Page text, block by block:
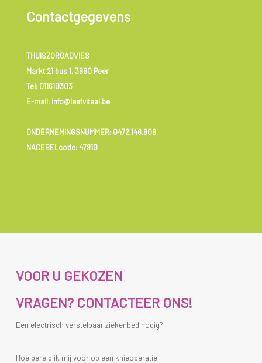
Contactgegevens
THUISZORGADVIES
Markt 21 bus 1, 3990 Peer
Tel: 011610303
E-mail: info@leefvitaal.be
ONDERNEMINGSNUMMER: 0472.146.609
NACEBELcode: 47910
VOOR U GEKOZEN
VRAGEN? CONTACTEER ONS!
Een electrisch verstelbaar ziekenbed nodig?
Hoe bereid ik mij voor op een knieoperatie